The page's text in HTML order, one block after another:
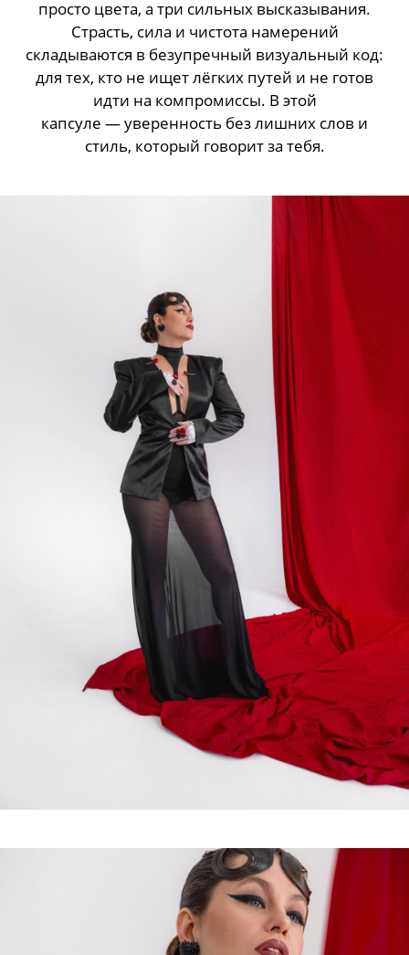
Капсула «Пиковая дама» отBrightME: ставка на
просто цвета, а три сильных высказывания.
Страсть, сила и чистота намерений
складываются в безупречный визуальный код:
для тех, кто не ищет лёгких путей и не готов
идти на компромиссы. В этой
капсуле — уверенность без лишних слов и
стиль, который говорит за тебя.